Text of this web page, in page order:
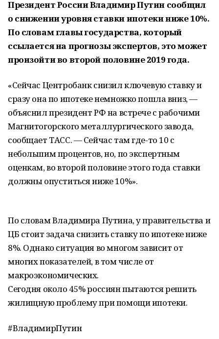
Президент России Владимир Путин сообщил
о снижении уровня ставки ипотеки ниже 10%.
По словам главы государства, который
ссылается на прогнозы экспертов, это может
произойти во второй половине 2019 года.
«Сейчас Центробанк снизил ключевую ставку и
сразу она по ипотеке немножко пошла вниз, —
объяснил президент РФ на встрече с рабочими
Магнитогорского металлургического завода,
сообщает ТАСС. — Сейчас там где-то 10 с
небольшим процентов, но, по экспертным
оценкам, во второй половине этого года ставки
должны опуститься ниже 10%».
По словам Владимира Путина, у правительства и
ЦБ стоит задача снизить ставку по ипотеке ниже
8%. Однако ситуация во многом зависит от
многих показателей, в том числе от
макроэкономических.
Сегодня около 45% россиян пытаются решить
жилищную проблему при помощи ипотеки.
#ВладимирПутин